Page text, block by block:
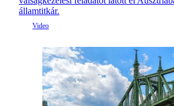
államtitkár.